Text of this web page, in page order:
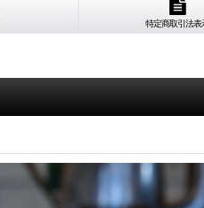
特定商取引法表